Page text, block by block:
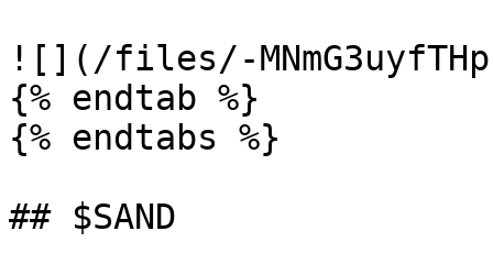
![](/files/-
{% endtab %}
{% endtabs %}
## $SAND